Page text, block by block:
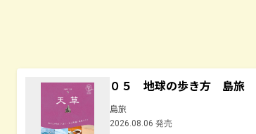
０５ 地球の歩き方 島旅
島旅
2026.08.06 発売